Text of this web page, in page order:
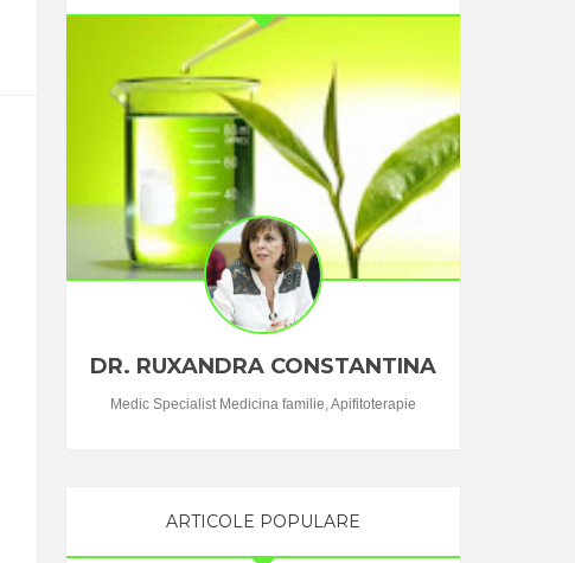
DR. RUXANDRA CONSTANTINA
Medic Specialist Medicina familie, Apifitoterapie
ARTICOLE POPULARE